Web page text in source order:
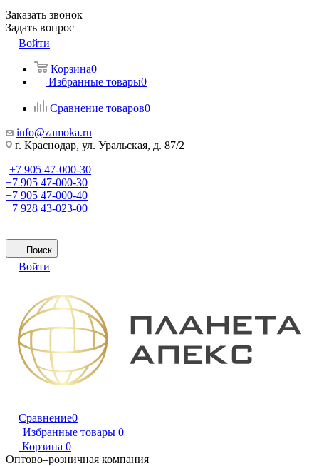
Заказать звонок
Задать вопрос
Войти
Корзина0
Избранные товары0
Сравнение товаров0
info@zamoka.ru
г. Краснодар, ул. Уральская, д. 87/2
+7 905 47-000-30
+7 905 47-000-30
+7 905 47-000-40
+7 928 43-023-00
Поиск
Войти
Сравнение0
Избранные товары 0
Корзина 0
Оптово–розничная компания